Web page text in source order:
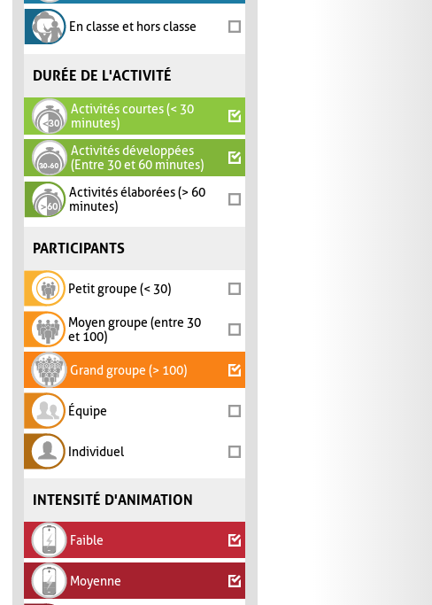
En classe et hors classe
DURÉE DE L'ACTIVITÉ
Activités courtes (< 30
minutes)
Activités développées
(Entre 30 et 60 minutes)
Activités élaborées (> 60
minutes)
PARTICIPANTS
Petit groupe (< 30)
Moyen groupe (entre 30
et 100)
Grand groupe (> 100)
Équipe
Individuel
INTENSITÉ D'ANIMATION
Faible
Moyenne